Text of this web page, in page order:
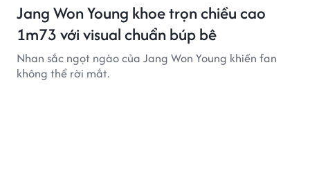
Jang Won Young khoe trọn chiều cao
1m73 với visual chuẩn búp bê
Nhan sắc ngọt ngào của Jang Won Young khiến fan
không thể rời mắt.